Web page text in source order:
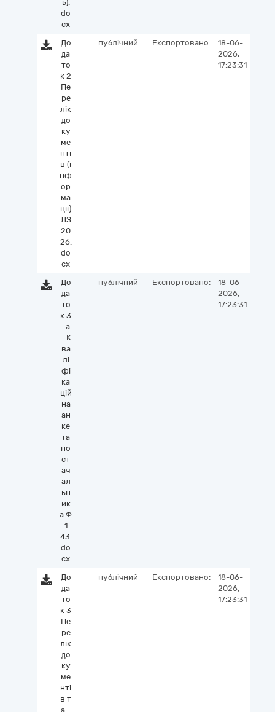
ь).
do
cx
До
да
то
к 2
Пе
ре
лік
до
ку
ме
нті
в (і
нф
ор
ма
ції)
ЛЗ
20
26.
do
cx
публічний Експортовано:
18-06-
2026,
17:23:31
До
да
то
к 3
-а
_К
ва
лі
фі
ка
цій
на
ан
ке
та
по
ст
ач
ал
ьн
ик
а Ф
-1-
43.
do
cx
публічний Експортовано:
18-06-
2026,
17:23:31
До
да
то
к 3
Пе
ре
лік
до
ку
ме
нті
в т
а_
публічний Експортовано:
18-06-
2026,
17:23:31